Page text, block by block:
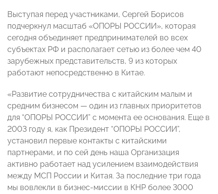
Выступая перед участниками, Сергей Борисов
подчеркнул масштаб «ОПОРЫ РОССИИ», которая
сегодня объединяет предпринимателей во всех
субъектах РФ и располагает сетью из более чем 40
зарубежных представительств, 9 из которых
работают непосредственно в Китае.
«Развитие сотрудничества с китайским малым и
средним бизнесом — один из главных приоритетов
для “ОПОРЫ РОССИИ” с момента ее основания. Еще в
2003 году я, как Президент “ОПОРЫ РОССИИ”,
установил первые контакты с китайскими
партнерами, и по сей день наша Организация
активно работает над усилением взаимодействия
между МСП России и Китая. За последние три года
мы вовлекли в бизнес-миссии в КНР более 3000